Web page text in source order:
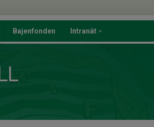
Bajenfonden Intranät